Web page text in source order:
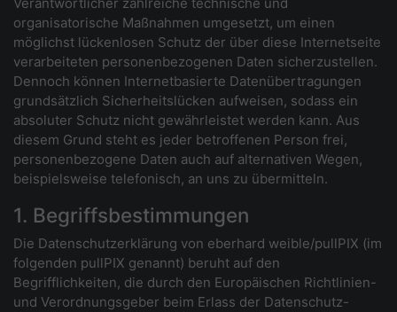
organisatorische Maßnahmen umgesetzt, um einen
möglichst lückenlosen Schutz der über diese Internetseite
verarbeiteten personenbezogenen Daten sicherzustellen.
Dennoch können Internetbasierte Datenübertragungen
grundsätzlich Sicherheitslücken aufweisen, sodass ein
absoluter Schutz nicht gewährleistet werden kann. Aus
diesem Grund steht es jeder betroffenen Person frei,
personenbezogene Daten auch auf alternativen Wegen,
beispielsweise telefonisch, an uns zu übermitteln.
1. Begriffsbestimmungen
Die Datenschutzerklärung von eberhard weible/pullPIX (im
folgenden pullPIX genannt) beruht auf den
Begrifflichkeiten, die durch den Europäischen Richtlinien-
und Verordnungsgeber beim Erlass der Datenschutz-